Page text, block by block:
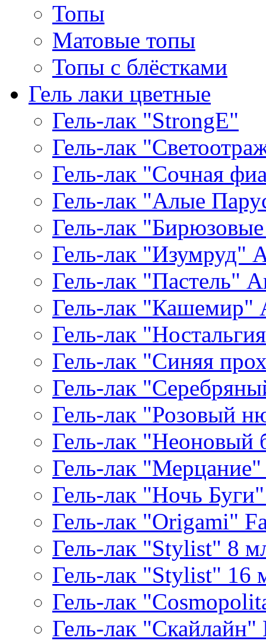
Топы
Матовые топы
Топы с блёстками
Гель лаки цветные
Гель-лак "StrongE"
Гель-лак
Гель-лак "Сочная
Гель-лак "Алые
Гель-лак
Гель-лак "Изумруд"
Гель-лак "Пастель"
Гель-лак "Кашемир"
Гель-лак
Гель-лак "Синяя
Гель-лак
Гель-лак "Розовый
Гель-лак "Неоновый
Гель-лак
Гель-лак "Ночь
Гель-лак "Origami"
Гель-лак "Stylist" 8
Гель-лак "Stylist" 16
Гель-лак
Гель-лак "Скайлайн"